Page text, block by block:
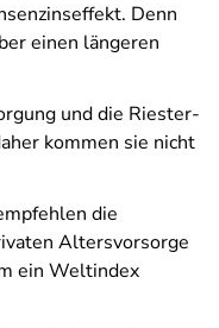
Denn
einen längeren
und die Riester-
kommen sie nicht
die
Altersvorsorge
ein Weltindex